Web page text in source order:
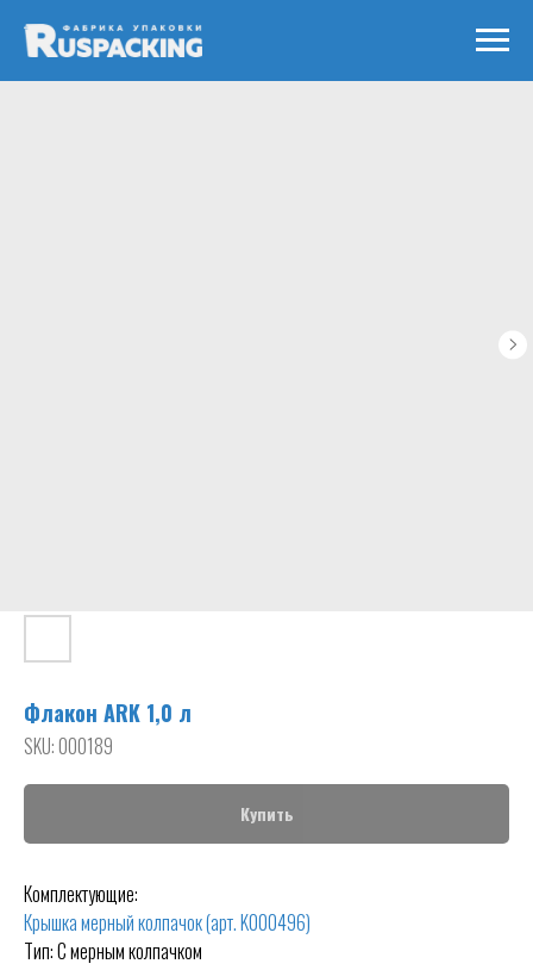
Флакон ARK 1,0 л
SKU:000189
Купить
Комплектующие:
Крышка мерный колпачок (арт. K000496)
Тип: С мерным колпачком